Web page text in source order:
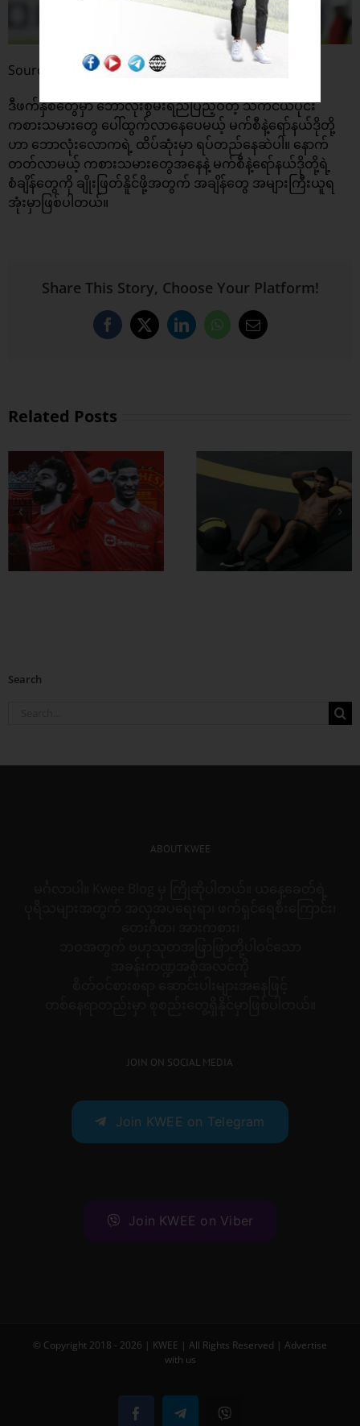
Source: Daily Express
ဒီဖက်နှစ်တွေမှာ ဘောလုံးစွမ်းရည်ပြည့်ဝတဲ့ သက်ငယ်ပိုင်း
ကစားသမားတွေ ပေါ်ထွက်လာနေပေမယ့် မက်စီနဲ့ရော်နယ်ဒိုတို့
ဟာ ဘောလုံးလောကရဲ့ ထိပ်ဆုံးမှာ ရပ်တည်နေဆဲပါ။ နောက်
တတ်လာမယ့် ကစားသမားတွေအနေနဲ့ မက်စီနဲ့ရော်နယ်ဒိုတို့ရဲ့
စံချိန်တွေကို ချိုးဖြတ်နိူင်ဖို့အတွက် အချိန်တွေ အများကြီးယူရ
အုံးမှာဖြစ်ပါတယ်။
Share This Story, Choose Your Platform!
Facebook
X LinkedInWhatsApp
Email
Related Posts
ထိထိရောက်ရောက်
ဗိုက်ခေါက် အဆီ
တွေ ချဖို့
Search
ABOUT KWEE
JOIN ON SOCIAL MEDIA
Join KWEE on Telegram
Join KWEE on Viber
© Copyright 2018 - 2026 | KWEE | All Rights Reserved | Advertise
with us
FacebookTelegramViber